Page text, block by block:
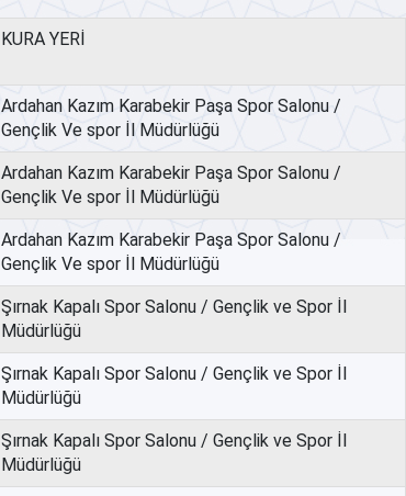
KURA YERİ
Ardahan Kazım Karabekir Paşa Spor Salonu /
Gençlik Ve spor İl Müdürlüğü
Ardahan Kazım Karabekir Paşa Spor Salonu /
Gençlik Ve spor İl Müdürlüğü
Ardahan Kazım Karabekir Paşa Spor Salonu /
Gençlik Ve spor İl Müdürlüğü
Şırnak Kapalı Spor Salonu / Gençlik ve Spor İl
Müdürlüğü
Şırnak Kapalı Spor Salonu / Gençlik ve Spor İl
Müdürlüğü
Şırnak Kapalı Spor Salonu / Gençlik ve Spor İl
Müdürlüğü